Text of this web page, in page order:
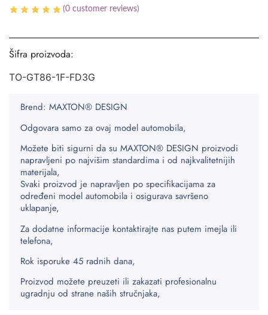
(0 customer reviews)
Šifra proizvoda:
TO-GT86-1F-FD3G
Brend: MAXTON® DESIGN
Odgovara samo za ovaj model automobila,
Možete biti sigurni da su MAXTON® DESIGN proizvodi
napravljeni po najvišim standardima i od najkvalitetnijih
materijala,
Svaki proizvod je napravljen po specifikacijama za
određeni model automobila i osigurava savršeno
uklapanje,
Za dodatne informacije kontaktirajte nas putem imejla ili
telefona,
Rok isporuke 45 radnih dana,
Proizvod možete preuzeti ili zakazati profesionalnu
ugradnju od strane naših stručnjaka,